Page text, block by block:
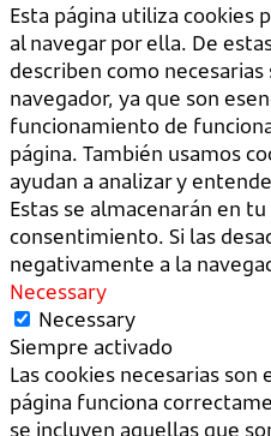
Esta página utiliza cookies
al navegar por ella. De
describen como
navegador, ya que son
funcionamiento de
página. También usamos
ayudan a analizar y
Estas se almacenarán en
consentimiento. Si las
negativamente a la
Necessary
Necessary
Siempre activado
Las cookies necesarias son
página funciona
se incluyen aquellas que